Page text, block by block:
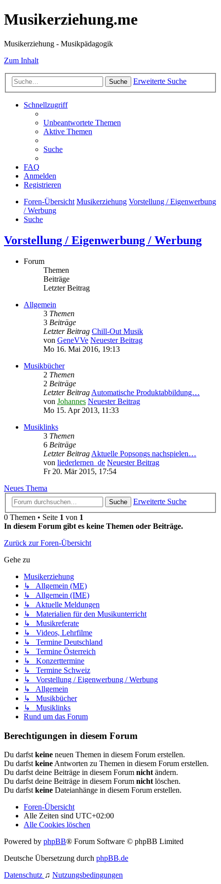
Musikerziehung.me
Musikerziehung - Musikpädagogik
Zum Inhalt
Suche Erweiterte Suche
Schnellzugriff
Unbeantwortete Themen
Aktive Themen
Suche
FAQ
Anmelden
Registrieren
Foren-Übersicht Musikerziehung Vorstellung / Eigenwerbung
/ Werbung
Suche
Vorstellung / Eigenwerbung / Werbung
Forum
Themen
Beiträge
Letzter Beitrag
Allgemein
3 Themen
3 Beiträge
Letzter Beitrag Chill-Out Musik
von GeneVVe Neuester Beitrag
Mo 16. Mai 2016, 19:13
Musikbücher
2 Themen
2 Beiträge
Letzter Beitrag Automatische Produktabbildung…
von Johannes Neuester Beitrag
Mo 15. Apr 2013, 11:33
Musiklinks
3 Themen
6 Beiträge
Letzter Beitrag Aktuelle Popsongs nachspielen…
von liederlernen_de Neuester Beitrag
Fr 20. Mär 2015, 17:54
Neues Thema
Suche
Erweiterte Suche
0 Themen • Seite 1 von 1
In diesem Forum gibt es keine Themen oder Beiträge.
Zurück zur Foren-Übersicht
Gehe zu
Musikerziehung
↳ Allgemein (ME)
↳ Allgemein (IME)
↳ Aktuelle Meldungen
↳ Materialien für den Musikunterricht
↳ Musikreferate
↳ Videos, Lehrfilme
↳ Termine Deutschland
↳ Termine Österreich
↳ Konzerttermine
↳ Termine Schweiz
↳ Vorstellung / Eigenwerbung / Werbung
↳ Allgemein
↳ Musikbücher
↳ Musiklinks
Rund um das Forum
Berechtigungen in diesem Forum
Du darfst keine neuen Themen in diesem Forum erstellen.
Du darfst keine Antworten zu Themen in diesem Forum erstellen.
Du darfst deine Beiträge in diesem Forum nicht ändern.
Du darfst deine Beiträge in diesem Forum nicht löschen.
Du darfst keine Dateianhänge in diesem Forum erstellen.
Foren-Übersicht
Alle Zeiten sind UTC+02:00
Alle Cookies löschen
Powered by phpBB® Forum Software © phpBB Limited
Deutsche Übersetzung durch phpBB.de
Datenschutz ♫ Nutzungsbedingungen